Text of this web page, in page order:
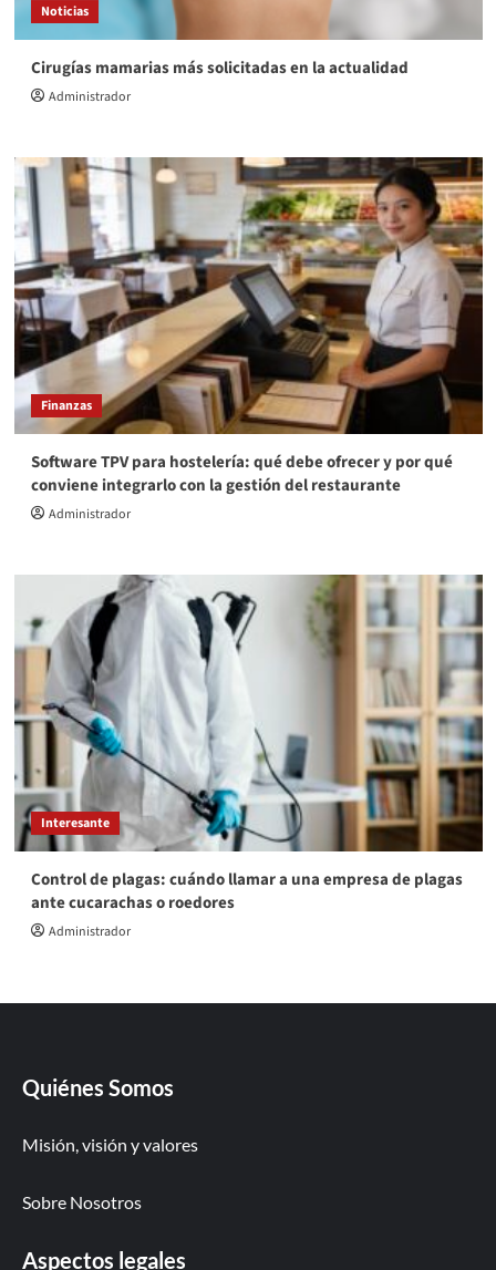
Noticias
Cirugías mamarias más solicitadas en la actualidad
Administrador
Finanzas
Software TPV para hostelería: qué debe ofrecer y por qué
conviene integrarlo con la gestión del restaurante
Administrador
Interesante
Control de plagas: cuándo llamar a una empresa de plagas
ante cucarachas o roedores
Administrador
Quiénes Somos
Misión, visión y valores
Sobre Nosotros
Aspectos legales